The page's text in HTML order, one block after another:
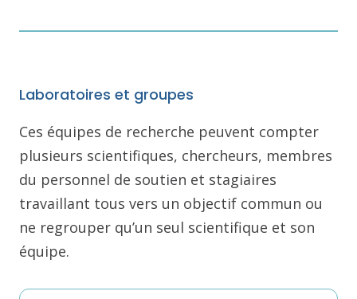
Laboratoires et groupes
Ces équipes de recherche peuvent compter
plusieurs scientifiques, chercheurs, membres
du personnel de soutien et stagiaires
travaillant tous vers un objectif commun ou
ne regrouper qu’un seul scientifique et son
équipe.